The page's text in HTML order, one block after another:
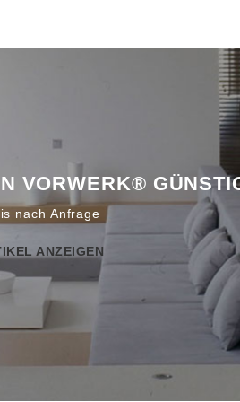
VORWERK®
nach Anfrage
ANZEIGEN